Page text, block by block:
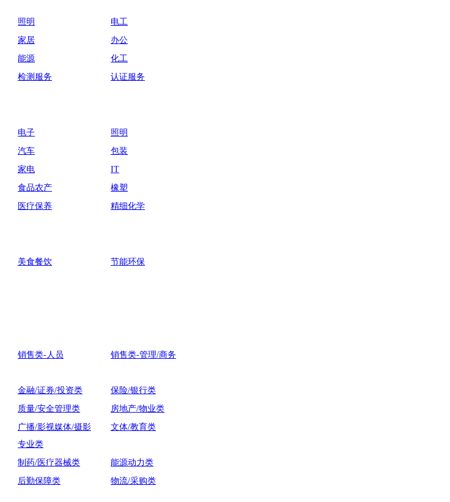
照明
电工
家居
办公
能源
化工
检测服务
认证服务
电子
照明
汽车
包装
家电
IT
食品农产
橡塑
医疗保养
精细化学
美食餐饮
节能环保
销售类-人员 销售类-管理/商务
金融/证券/投资类
保险/银行类
质量/安全管理类
房地产/物业类
广播/影视媒体/摄影
专业类
文体/教育类
制药/医疗器械类
能源动力类
后勤保障类 物流/采购类